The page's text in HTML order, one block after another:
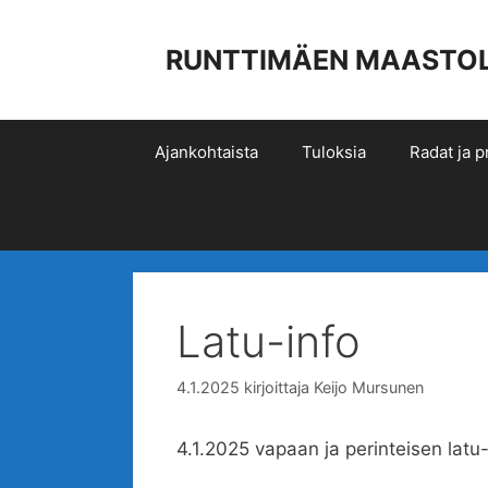
RUNTTIMÄEN
Ajankohtaista Tuloksia Radat ja
Latu-info
4.1.2025 kirjoittaja Keijo Mursunen
4.1.2025 vapaan ja perinteisen